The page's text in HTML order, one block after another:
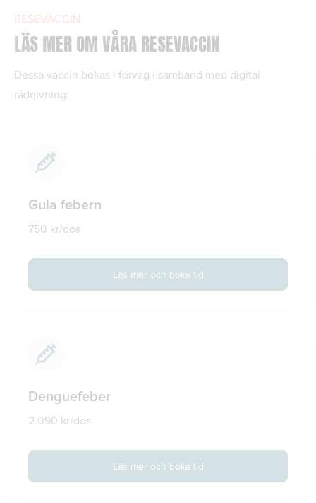
RESEVACCIN
LÄS MER OM VÅRA RESEVACCIN
Dessa vaccin bokas i förväg i samband med digital
rådgivning:
Gula febern
750 kr/dos
Läs mer och boka tid
Denguefeber
2 090 kr/dos
Läs mer och boka tid